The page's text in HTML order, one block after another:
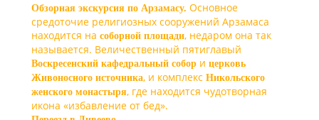
Обзорная экскурсия по Арзамасу. Основное
средоточие религиозных сооружений Арзамаса
находится на соборной площади, недаром она так
называется. Величественный пятиглавый
Воскресенский кафедральный собор и церковь
Живоносного источника, и комплекс Никольского
женского монастыря, где находится чудотворная
икона «избавление от бед».